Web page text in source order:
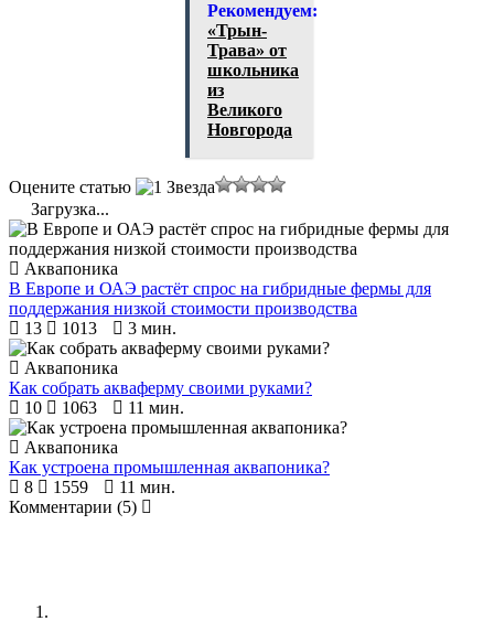
Рекомендуем:
«Трын-
Трава» от
школьника
из
Великого
Новгорода
Оцените статью
Загрузка...
Аквапоника
В Европе и ОАЭ растёт спрос на гибридные фермы для
поддержания низкой стоимости производства
13
1013 3 мин.
Аквапоника
Как собрать акваферму своими руками?
10
1063 11 мин.
Аквапоника
Как устроена промышленная аквапоника?
8
1559
11 мин.
Комментарии (5)